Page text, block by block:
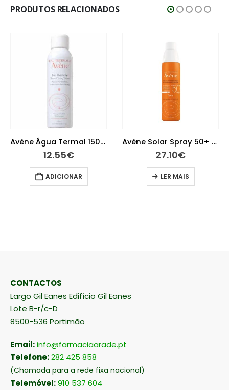
PRODUTOS RELACIONADOS
Avène Água Termal 150ml Avène Solar Spray 50+ 200 ml
CONTACTOS
Largo Gil Eanes Edifício Gil Eanes
Lote B-r/c-D
8500-536 Portimão
Email:info@farmaciaarade.pt
Telefone:282 425 858
(Chamada para a rede fixa nacional)
Telemóvel:910 537 604